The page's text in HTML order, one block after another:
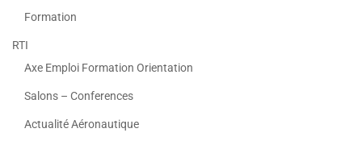
Formation
RTI
Axe Emploi Formation Orientation
Salons – Conferences
Actualité Aéronautique